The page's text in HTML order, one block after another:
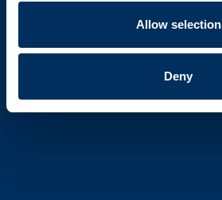
Allow selection
Deny